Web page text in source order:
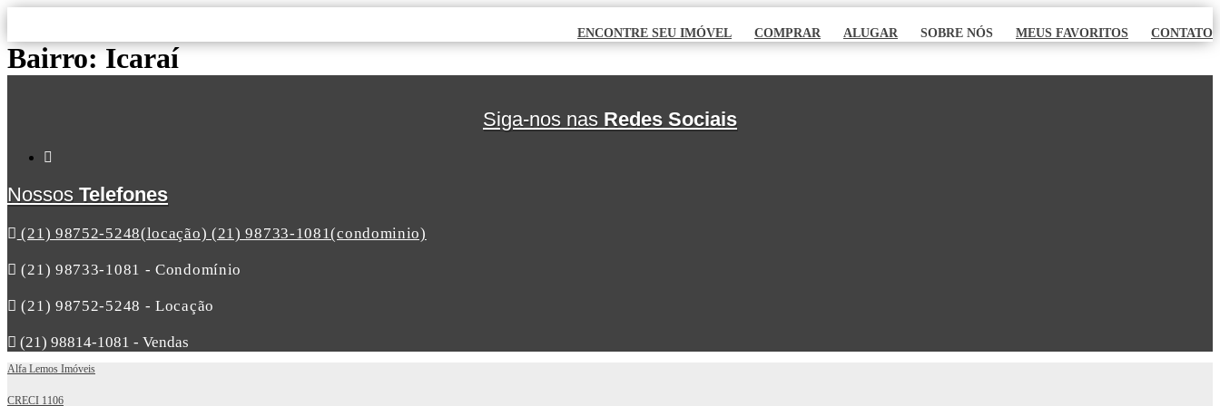
o
conteúdo
ENCONTRE SEU IMÓVEL COMPRAR ALUGAR SOBRE NÓS MEUS FAVORITOS CONTATO
Bairro:Icaraí
Siga-nos nas Redes Sociais
Nossos Telefones
(21) 98752-5248(locação) (21) 98733-1081(condominio)
(21) 98733-1081 - Condomínio
(21) 98752-5248 - Locação
(21) 98814-1081 - Vendas
Alfa Lemos Imóveis
CRECI 1106